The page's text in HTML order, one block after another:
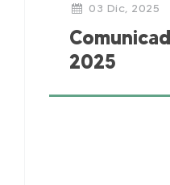
03 Dic, 2025
2025